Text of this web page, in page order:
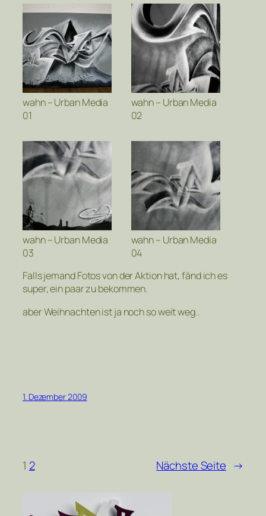
wahn – Urban Media
01
wahn – Urban Media
02
wahn – Urban Media
03
wahn – Urban Media
04
Falls jemand Fotos von der Aktion hat, fänd ich es
super, ein paar zu bekommen.
aber Weihnachten ist ja noch so weit weg..
1. Dezember 2009
1 2 Nächste Seite →